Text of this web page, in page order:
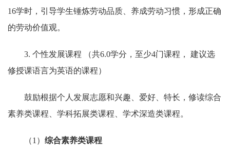
16学时，引导学生锤炼劳动品质、养成劳动习惯，形成正确
的劳动价值观。
3. 个性发展课程 （共6.0学分，至少4门课程， 建议选
修授课语言为英语的课程）
鼓励根据个人发展志愿和兴趣、爱好、特长，修读综合
素养类课程、学科拓展类课程、学术深造类课程。
（1） 综合素养类课程